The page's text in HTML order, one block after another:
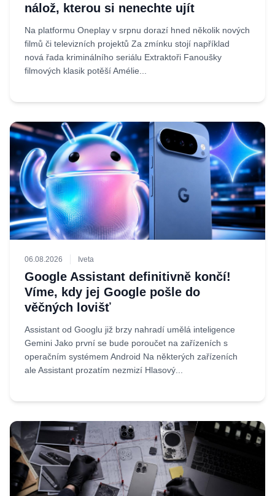
nálož, kterou si nenechte ujít
Na platformu Oneplay v srpnu dorazí hned několik nových
filmů či televizních projektů Za zmínku stojí například
nová řada kriminálního seriálu Extraktoři Fanoušky
filmových klasik potěší Amélie...
06.08.2026 Iveta
Google Assistant definitivně končí!
Víme, kdy jej Google pošle do
věčných lovišť
Assistant od Googlu již brzy nahradí umělá inteligence
Gemini Jako první se bude poroučet na zařízeních s
operačním systémem Android Na některých zařízeních
ale Assistant prozatím nezmizí Hlasový...